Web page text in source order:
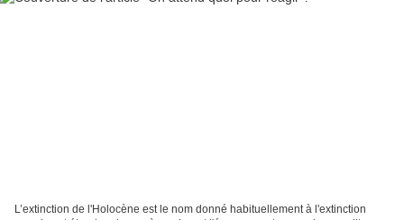
L’extinction de l'Holocène est le nom donné habituellement à l'extinction